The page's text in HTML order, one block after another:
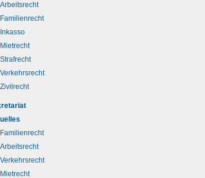
Arbeitsrecht
Familienrecht
Inkasso
Mietrecht
Strafrecht
Verkehrsrecht
Zivilrecht
Familienrecht
Arbeitsrecht
Verkehrsrecht
Mietrecht